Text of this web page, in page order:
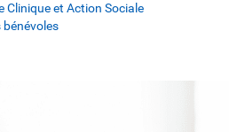
Clinique et Action Sociale